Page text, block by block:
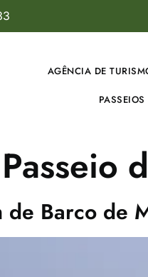
AGÊNCIA DE
PASSEIOS
Passeio
de Barco de